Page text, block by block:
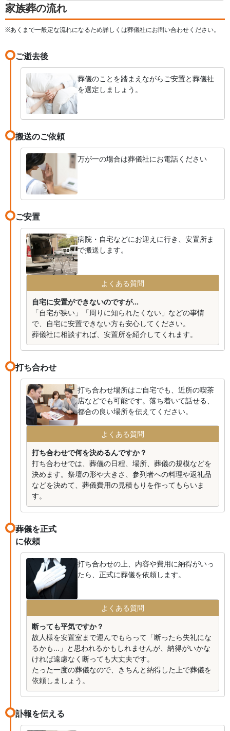
家族葬の流れ
※あくまで一般定な流れになるため詳しくは葬儀社にお問い合わせください。
ご逝去後
葬儀のことを踏まえながらご安置と葬儀社
を選定しましょう。
搬送のご依頼
万が一の場合は葬儀社にお電話ください
ご安置
病院・自宅などにお迎えに行き、安置所ま
で搬送します。
よくある質問
自宅に安置ができないのですが...
「自宅が狭い」「周りに知られたくない」などの事情
で、自宅に安置できない方も安心してください。
葬儀社に相談すれば、安置所を紹介してくれます。
打ち合わせ
打ち合わせ場所はご自宅でも、近所の喫茶
店などでも可能です。落ち着いて話せる、
都合の良い場所を伝えてください。
よくある質問
打ち合わせで何を決めるんですか？
打ち合わせでは、葬儀の日程、場所、葬儀の規模などを
決めます。祭壇の形や大きさ、参列者への料理や返礼品
などを決めて、葬儀費用の見積もりを作ってもらいま
す。
葬儀を正式
に依頼
打ち合わせの上、内容や費用に納得がいっ
たら、正式に葬儀を依頼します。
よくある質問
断っても平気ですか？
故人様を安置室まで運んでもらって「断ったら失礼にな
るかも...」と思われるかもしれませんが、納得がいかな
ければ遠慮なく断っても大丈夫です。
たった一度の葬儀なので、きちんと納得した上で葬儀を
依頼しましょう。
訃報を伝える